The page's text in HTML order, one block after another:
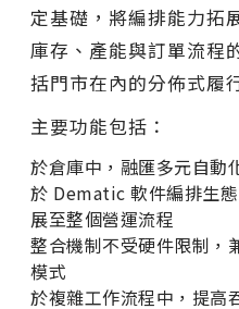
定基礎，將編排能力拓
庫存、產能與訂單流程
括門市在內的分佈式履
主要功能包括：
於倉庫中，融匯多元自動
於 Dematic 軟件編排生
展至整個營運流程
整合機制不受硬件限制，
模式
於複雜工作流程中，提高